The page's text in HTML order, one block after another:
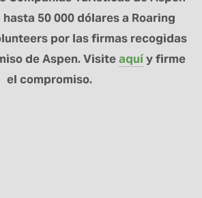
hasta 50 000 dólares a Roaring
por las firmas recogidas
de Aspen. Visite aquí y firme
el compromiso.